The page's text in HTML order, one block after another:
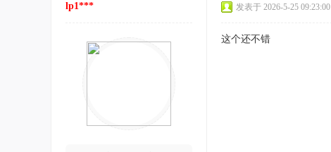
lp1*** 发表于 2026-5-25 09:23:00
这个还不错